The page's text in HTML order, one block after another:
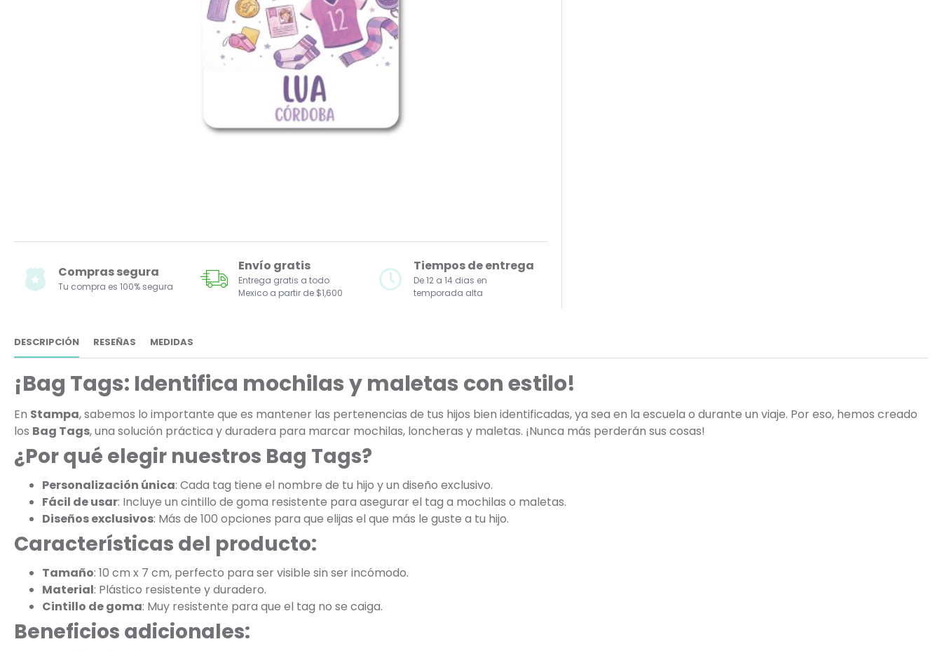
Compras segura
Tu compra es 100% segura
Envío gratis
Entrega gratis a todo
Mexico a partir de $1,600
Tiempos de entrega
De 12 a 14 dias en
temporada alta
DESCRIPCIÓN RESEÑAS MEDIDAS
¡Bag Tags: Identifica mochilas y maletas con estilo!
En Stampa, sabemos lo importante que es mantener las pertenencias de tus hijos bien identificadas, ya sea en la escuela o durante un viaje. Por eso, hemos creado
los Bag Tags, una solución práctica y duradera para marcar mochilas, loncheras y maletas. ¡Nunca más perderán sus cosas!
¿Por qué elegir nuestros Bag Tags?
Personalización única: Cada tag tiene el nombre de tu hijo y un diseño exclusivo.
Fácil de usar: Incluye un cintillo de goma resistente para asegurar el tag a mochilas o maletas.
Diseños exclusivos: Más de 100 opciones para que elijas el que más le guste a tu hijo.
Características del producto:
Tamaño: 10 cm x 7 cm, perfecto para ser visible sin ser incómodo.
Material: Plástico resistente y duradero.
Cintillo de goma: Muy resistente para que el tag no se caiga.
Beneficios adicionales: